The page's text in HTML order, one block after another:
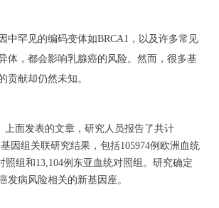
中罕见的编码变体如BRCA1，以及许多常见
体，都会影响乳腺癌的风险。然而，很多基
贡献却仍然未知。
上面发表的文章，研究人员报告了共计
因组关联研究结果，包括105974例欧洲血统
照组和13,104例东亚血统对照组。研究确定
发病风险相关的新基因座。